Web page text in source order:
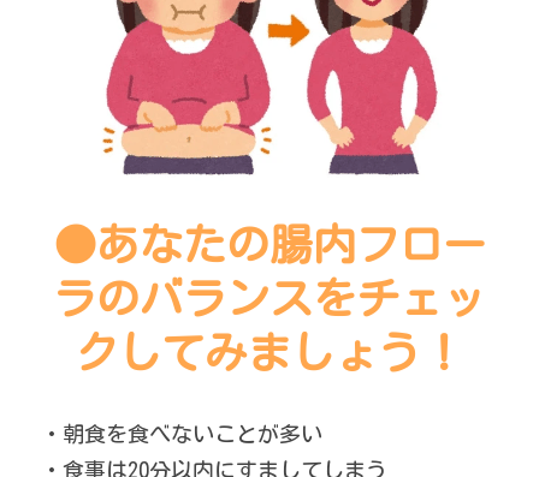
●あなたの腸内フロー
ラのバランスをチェッ
クしてみましょう！
・朝食を食べないことが多い
・食事は20分以内にすましてしまう